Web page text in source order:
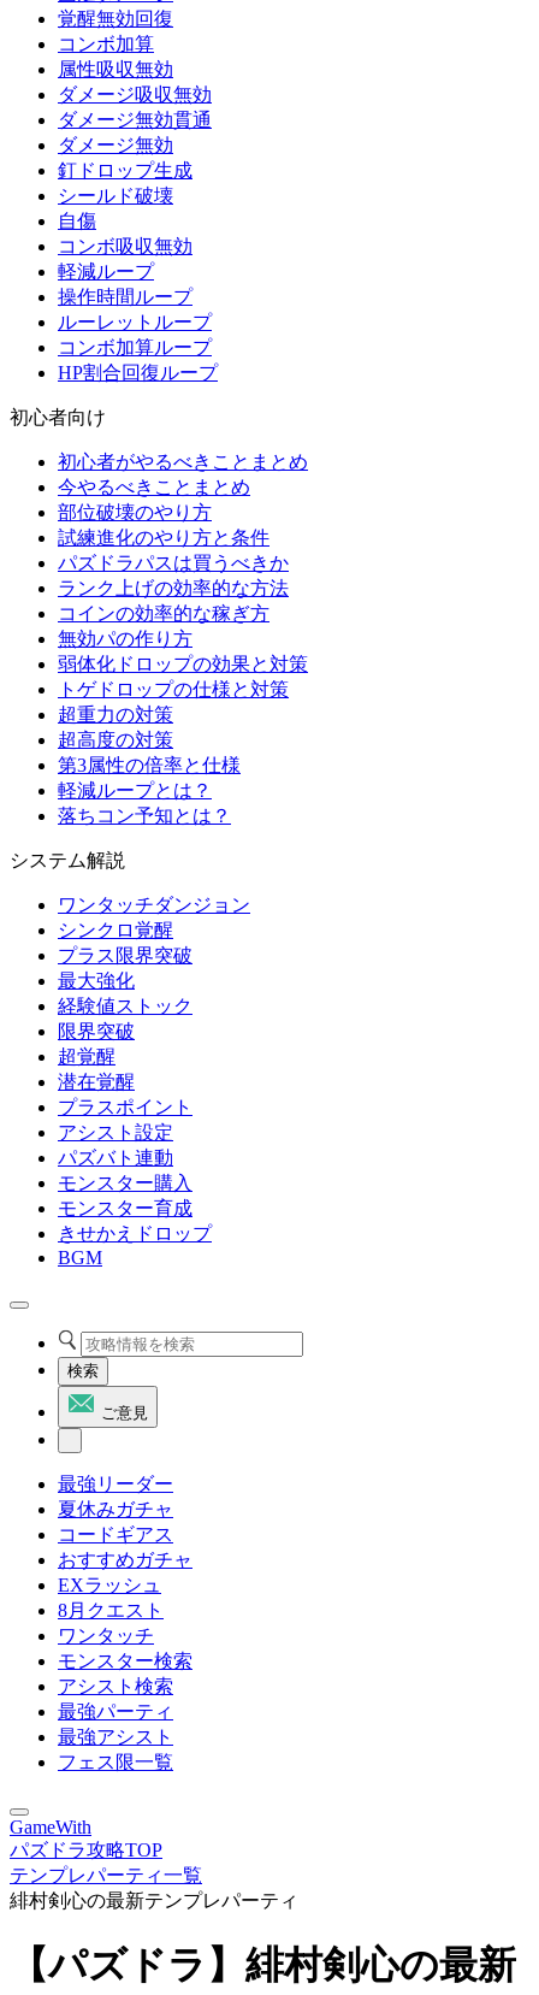
覚醒無効回復
コンボ加算
属性吸収無効
ダメージ吸収無効
ダメージ無効貫通
ダメージ無効
釘ドロップ生成
シールド破壊
自傷
コンボ吸収無効
軽減ループ
操作時間ループ
ルーレットループ
コンボ加算ループ
HP割合回復ループ
初心者向け
初心者がやるべきことまとめ
今やるべきことまとめ
部位破壊のやり方
試練進化のやり方と条件
パズドラパスは買うべきか
ランク上げの効率的な方法
コインの効率的な稼ぎ方
無効パの作り方
弱体化ドロップの効果と対策
トゲドロップの仕様と対策
超重力の対策
超高度の対策
第3属性の倍率と仕様
軽減ループとは？
落ちコン予知とは？
システム解説
ワンタッチダンジョン
シンクロ覚醒
プラス限界突破
最大強化
経験値ストック
限界突破
超覚醒
潜在覚醒
プラスポイント
アシスト設定
パズバト連動
モンスター購入
モンスター育成
きせかえドロップ
BGM
検索
ご意見
最強リーダー
夏休みガチャ
コードギアス
おすすめガチャ
EXラッシュ
8月クエスト
ワンタッチ
モンスター検索
アシスト検索
最強パーティ
最強アシスト
フェス限一覧
GameWith
パズドラ攻略TOP
テンプレパーティ一覧
緋村剣心の最新テンプレパーティ
【パズドラ】緋村剣心の最新